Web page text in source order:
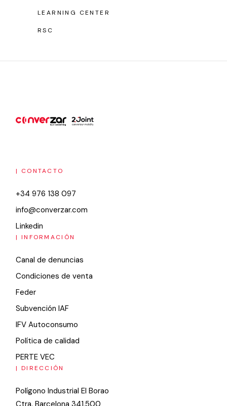
LEARNING CENTER
RSC
| CONTACTO
+34 976 138 097
info@converzar.com
Linkedin
| INFORMACIÓN
Canal de denuncias
Condiciones de venta
Feder
Subvención IAF
IFV Autoconsumo
Política de calidad
PERTE VEC
| DIRECCIÓN
Polígono Industrial El Borao